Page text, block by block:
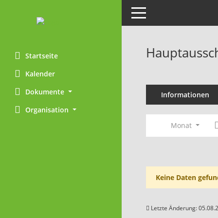
Startseite
Kalender
Dokumente
Organisation
Toggle navigation
Informationen
Monat
Keine Daten
Letzte Änderung: